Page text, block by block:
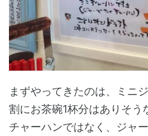
まずやってきたのは、ミニ
割にお茶碗1杯分はありそう
チャーハンではなく、ジャ